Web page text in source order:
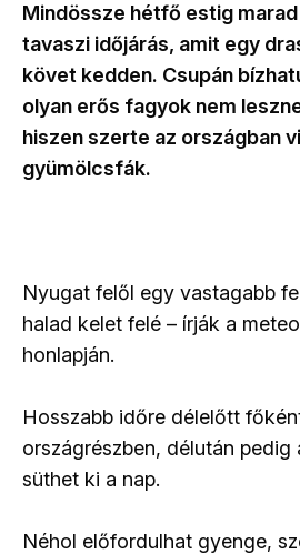
Mindössze hétfő estig
tavaszi időjárás, amit egy
követ kedden. Csupán
olyan erős fagyok nem
hiszen szerte az országban
gyümölcsfák.
Nyugat felől egy vastagabb
halad kelet felé – írják a
honlapján.
Hosszabb időre délelőtt
országrészben, délután pedig
süthet ki a nap.
Néhol előfordulhat gyenge,